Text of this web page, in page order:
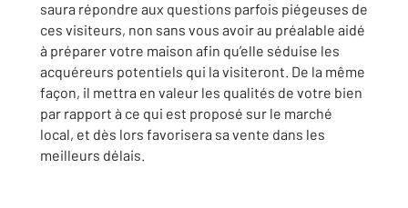
saura répondre aux questions parfois piégeuses de
ces visiteurs, non sans vous avoir au préalable aidé
à préparer votre maison afin qu’elle séduise les
acquéreurs potentiels qui la visiteront. De la même
façon, il mettra en valeur les qualités de votre bien
par rapport à ce qui est proposé sur le marché
local, et dès lors favorisera sa vente dans les
meilleurs délais.